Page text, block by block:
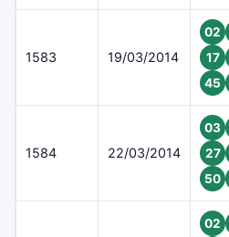
1583 19/03/2014
02
17
45
1584 22/03/2014
03
27
50
02